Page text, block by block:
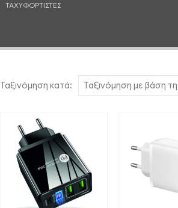
ΤΑΧΥΦΟΡΤΙΣΤΕΣ
Ταξινόμηση κατά: